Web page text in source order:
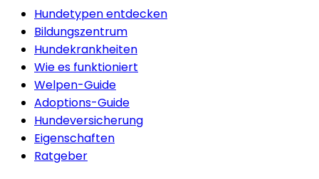
Hundetypen entdecken
Bildungszentrum
Hundekrankheiten
Wie es funktioniert
Welpen-Guide
Adoptions-Guide
Hundeversicherung
Eigenschaften
Ratgeber